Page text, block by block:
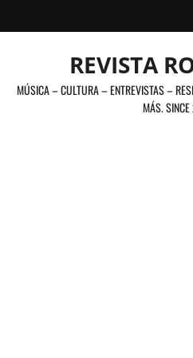
al
REVISTA
MÚSICA – CULTURA – ENTREVISTAS –
MÁS.